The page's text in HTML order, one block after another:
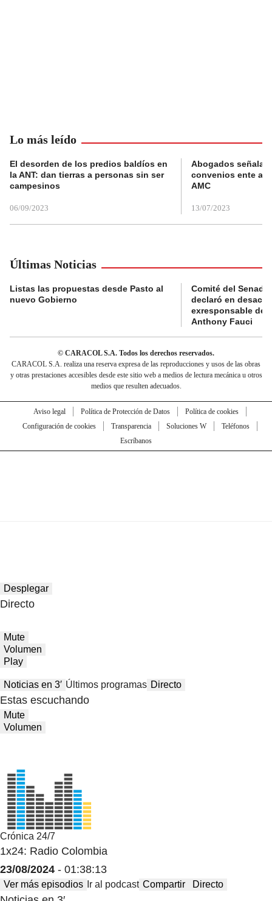
Lo más leído
El desorden de los predios baldíos en
la ANT: dan tierras a personas sin ser
campesinos
06/09/2023
Abogados
convenios ente
AMC
13/07/2023
Últimas Noticias
Listas las propuestas desde Pasto al
nuevo Gobierno
Comité del Senado
declaró en
exresponsable de
Anthony Fauci
© CARACOL S.A. Todos los derechos reservados.
CARACOL S.A. realiza una reserva expresa de las reproducciones y usos de las obras
y otras prestaciones accesibles desde este sitio web a medios de lectura mecánica u otros
medios que resulten adecuados.
Aviso legal Política de Protección de Datos
Política de cookies
Configuración de cookies
Transparencia Soluciones W
Teléfonos
Escríbanos
Desplegar
Directo
Mute
Volumen
Play
Noticias en 3′ Últimos programas Directo
Estas escuchando
Mute
Volumen
Crónica 24/7
1x24: Radio Colombia
23/08/2024 - 01:38:13
Ver más episodios Ir al podcast Compartir Directo